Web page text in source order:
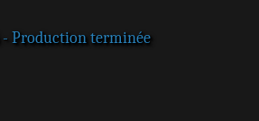
- Production terminée